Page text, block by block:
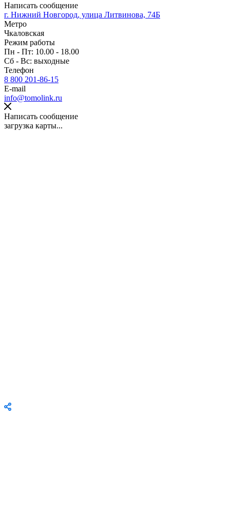
Написать сообщение
г. Нижний Новгород, улица Литвинова, 74Б
Метро
Чкаловская
Режим работы
Пн - Пт: 10.00 - 18.00
Сб - Вс: выходные
Телефон
8 800 201-86-15
E-mail
info@tomolink.ru
Написать сообщение
загрузка карты...